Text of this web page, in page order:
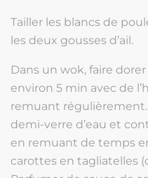
Tailler les blancs de
les deux gousses d’ail.
Dans un wok, faire
environ 5 min avec de
remuant
demi-verre d’eau et
en remuant de temps
carottes en tagliatelles